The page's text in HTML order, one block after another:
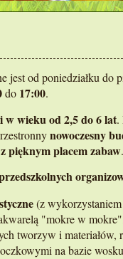
jest od poniedziałku do
do 17:00.
w wieku od 2,5 do 6 lat.
nowoczesny
pięknym placem zabaw.
(z
"mokre w
tworzyw i materiałów,
na bazie